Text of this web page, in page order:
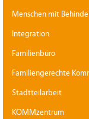
Menschen mit
Integration
Familienbüro
Familiengerechte
Stadtteilarbeit
KOMMzentrum